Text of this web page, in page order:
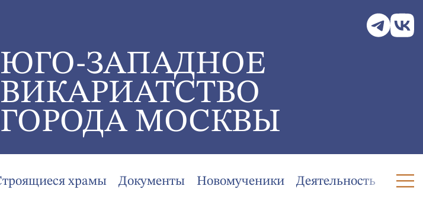
ЮГО-ЗАПАДНОЕ
ВИКАРИАТСТВО
ГОРОДА МОСКВЫ
храмы Документы Новомученики Деятельность